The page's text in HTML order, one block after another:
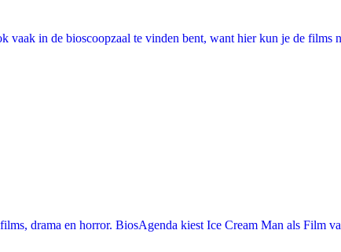
vaak in de bioscoopzaal te vinden bent, want hier kun je de films
drama en horror. BiosAgenda kiest Ice Cream Man als Film